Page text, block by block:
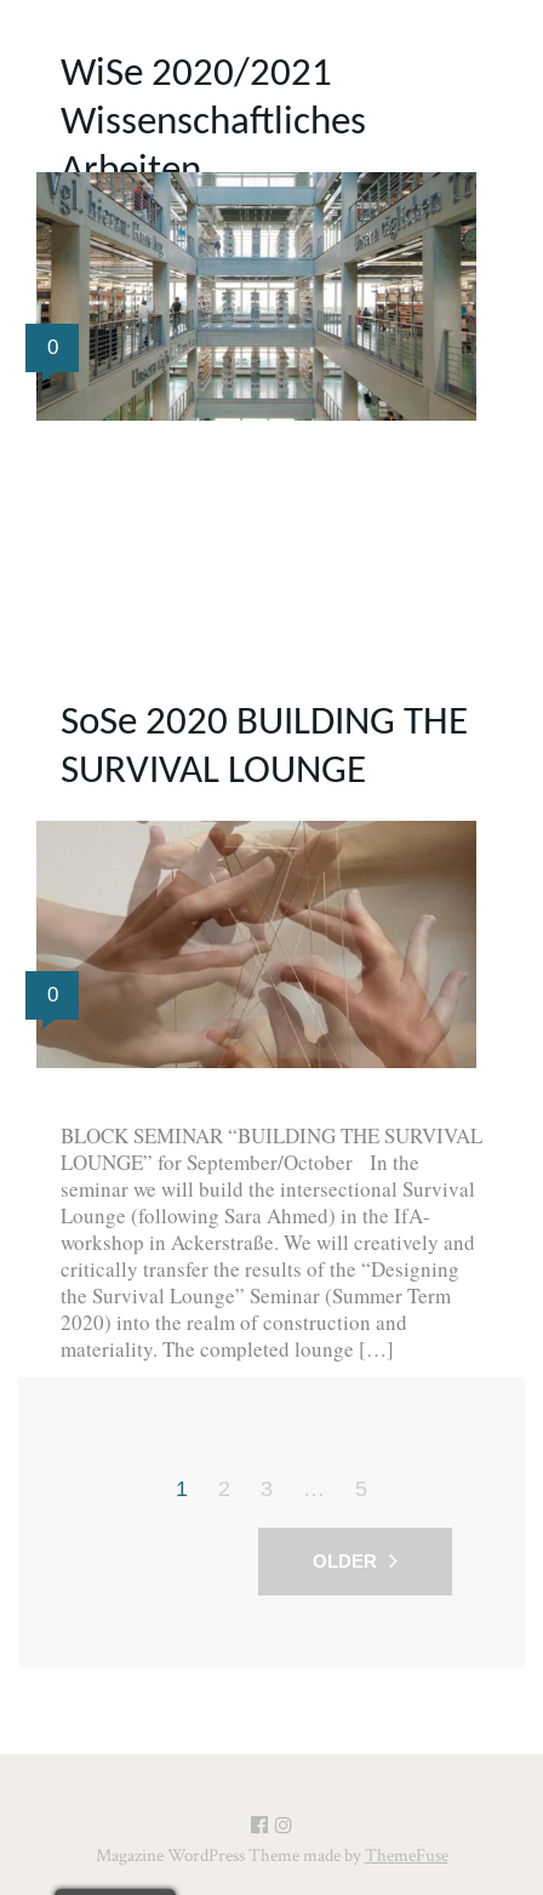
WiSe 2020/2021
Wissenschaftliches
Arbeiten
0
SoSe 2020 BUILDING THE
SURVIVAL LOUNGE
0
BLOCK SEMINAR “BUILDING THE SURVIVAL
LOUNGE” for September/October In the
seminar we will build the intersectional Survival
Lounge (following Sara Ahmed) in the IfA-
workshop in Ackerstraße. We will creatively and
critically transfer the results of the “Designing
the Survival Lounge” Seminar (Summer Term
2020) into the realm of construction and
materiality. The completed lounge […]
1 2 3 … 5
OLDER
Magazine WordPress Theme made by ThemeFuse